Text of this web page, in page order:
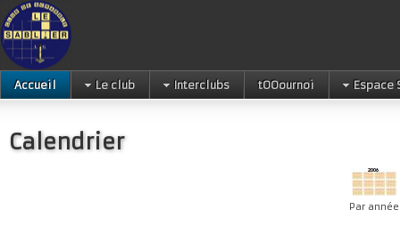
Accueil Le club Interclubs tOOournoi Espace
Calendrier
Par année